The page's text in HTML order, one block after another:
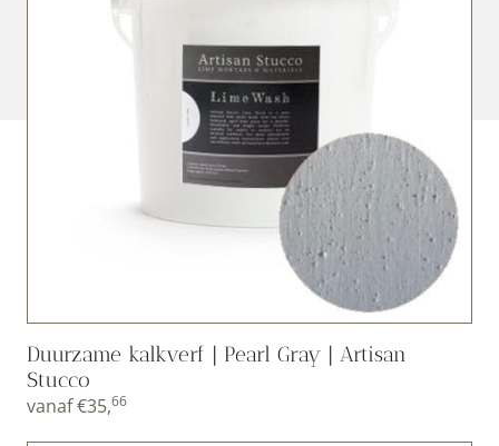
Duurzame kalkverf | Pearl Gray | Artisan
Stucco
vanaf€35,66